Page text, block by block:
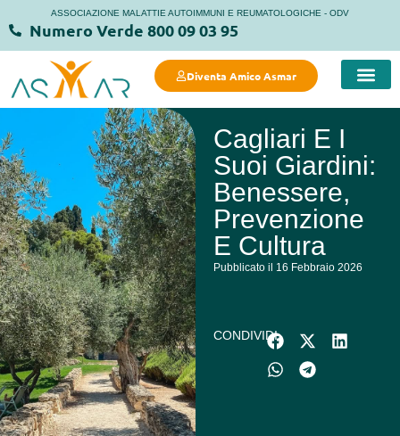
ASSOCIAZIONE MALATTIE AUTOIMMUNI E REUMATOLOGICHE - ODV
Numero Verde 800 09 03 95
Diventa Amico Asmar
Cagliari E I
Suoi Giardini:
Benessere,
Prevenzione
E Cultura
Pubblicato il 16 Febbraio 2026
CONDIVIDI